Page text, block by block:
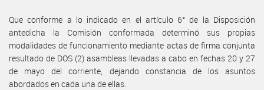
Que conforme a lo indicado en el artículo 6° de la Disposición
antedicha la Comisión conformada determinó sus propias
modalidades de funcionamiento mediante actas de firma conjunta
resultado de DOS (2) asambleas llevadas a cabo en fechas 20 y 27
de mayo del corriente, dejando constancia de los asuntos
abordados en cada una de ellas.